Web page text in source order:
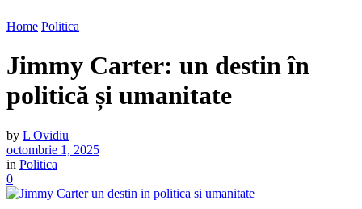
Home Politica
Jimmy Carter: un destin în
politică și umanitate
by L Ovidiu
octombrie 1, 2025
in Politica
0